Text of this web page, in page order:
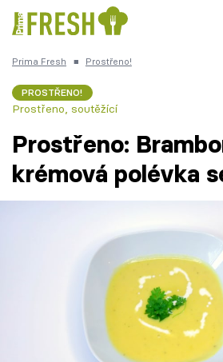
Česká kuchyně
TV Program
Prima Fresh ■ Prostřeno!
PROSTŘENO!
Prostřeno, soutěžící
Prostřeno:
krémová polévka